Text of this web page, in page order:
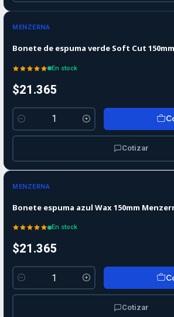
MENZERNA
Bonete de espuma verde Soft Cut
En stock
$21.365
Cantidad
Cotizar
MENZERNA
Bonete espuma azul Wax 150mm
En stock
$21.365
Cantidad
Cotizar